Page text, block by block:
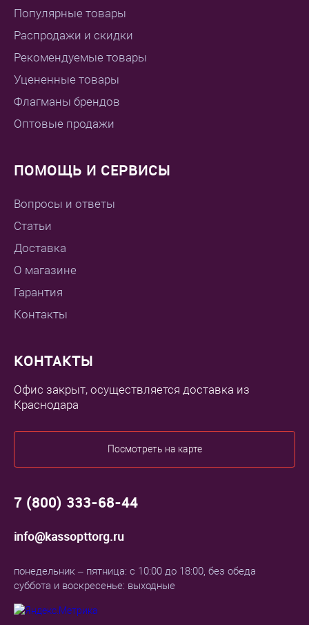
Популярные товары
Распродажи и скидки
Рекомендуемые товары
Уцененные товары
Флагманы брендов
Оптовые продажи
ПОМОЩЬ И СЕРВИСЫ
Вопросы и ответы
Статьи
Доставка
О магазине
Гарантия
Контакты
КОНТАКТЫ
Офис закрыт, осуществляется доставка из
Краснодара
Посмотреть на карте
7 (800) 333-68-44
info@kassopttorg.ru
понедельник – пятница: с 10:00 до 18:00, без обеда
суббота и воскресенье: выходные